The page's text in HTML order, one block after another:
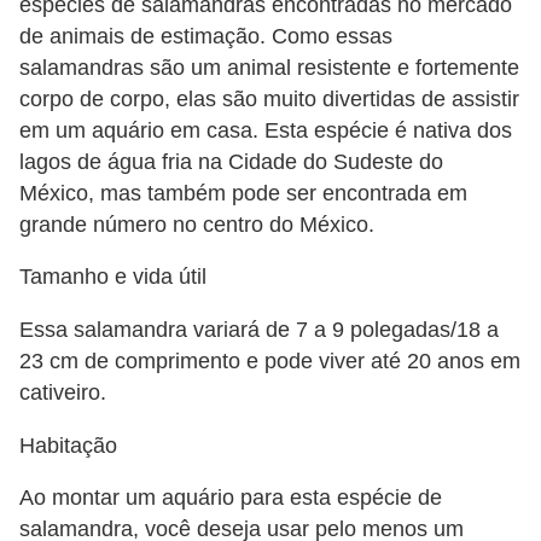
de animais de estimação. Como essas
salamandras são um animal resistente e fortemente
corpo de corpo, elas são muito divertidas de assistir
em um aquário em casa. Esta espécie é nativa dos
lagos de água fria na Cidade do Sudeste do
México, mas também pode ser encontrada em
grande número no centro do México.
Tamanho e vida útil
Essa salamandra variará de 7 a 9 polegadas/18 a
23 cm de comprimento e pode viver até 20 anos em
cativeiro.
Habitação
Ao montar um aquário para esta espécie de
salamandra, você deseja usar pelo menos um
ç
ã
o
A
n
m
a
s
ó
t
i